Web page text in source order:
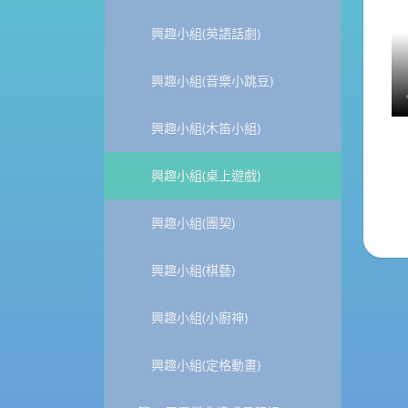
興趣小組(英語話劇)
興趣小組(音樂小跳豆)
興趣小組(木笛小組)
興趣小組(桌上遊戲)
興趣小組(團契)
興趣小組(棋藝)
興趣小組(小廚神)
興趣小組(定格動畫)